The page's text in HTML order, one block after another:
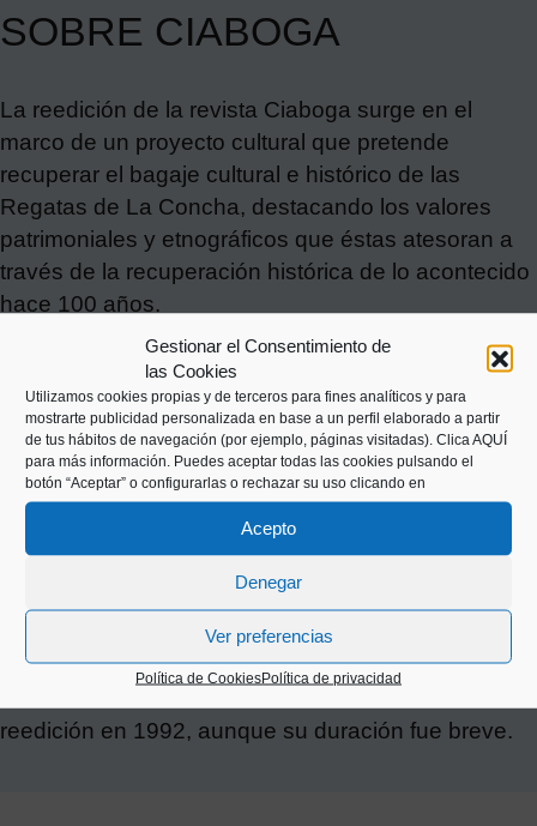
Gestionar el Consentimiento de
las Cookies
Utilizamos cookies propias y de terceros para fines analíticos y para
mostrarte publicidad personalizada en base a un perfil elaborado a partir
de tus hábitos de navegación (por ejemplo, páginas visitadas). Clica AQUÍ
para más información. Puedes aceptar todas las cookies pulsando el
botón “Aceptar” o configurarlas o rechazar su uso clicando en
Acepto
Denegar
Ver preferencias
Política de CookiesPolítica de privacidad
SOBRE CIABOGA
La reedición de la revista Ciaboga surge en el
marco de un proyecto cultural que pretende
recuperar el bagaje cultural e histórico de las
Regatas de La Concha, destacando los valores
patrimoniales y etnográficos que éstas atesoran a
través de la recuperación histórica de lo acontecido
hace 100 años.
La primera edición de este proyecto ha tenido lugar
en 2017 y el nº 1 de la nueva revista Ciaboga
centra su investigación y divulgación en las regatas
de 1917.
Se quiere destacar la importancia que tuvo esta
publicación en el mundo del remo. Surgida en el
salvo en el período que transcurre de 1935 a 1942.
Sus contenidos siempre estuvieron centrados en el
mundo de las traineras, sin olvidar los sucesos más
reedición en 1992, aunque su duración fue breve.